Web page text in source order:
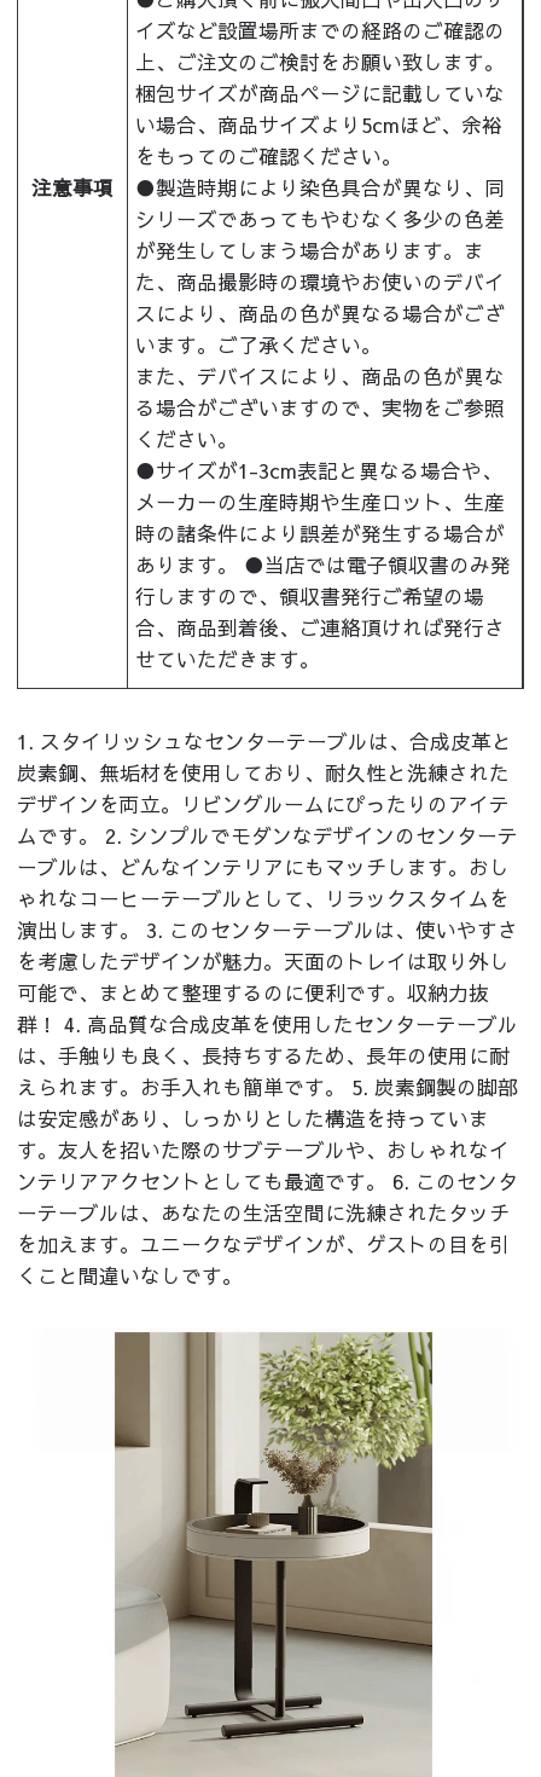
注意事項
イズなど設置場所までの経路のご確認の
上、ご注文のご検討をお願い致します。
梱包サイズが商品ページに記載していな
い場合、商品サイズより5cmほど、余裕
をもってのご確認ください。
●製造時期により染色具合が異なり、同
シリーズであってもやむなく多少の色差
が発生してしまう場合があります。ま
た、商品撮影時の環境やお使いのデバイ
スにより、商品の色が異なる場合がござ
います。ご了承ください。
また、デバイスにより、商品の色が異な
る場合がございますので、実物をご参照
ください。
●サイズが1-3cm表記と異なる場合や、
メーカーの生産時期や生産ロット、生産
時の諸条件により誤差が発生する場合が
あります。 ●当店では電子領収書のみ発
行しますので、領収書発行ご希望の場
合、商品到着後、ご連絡頂ければ発行さ
せていただきます。
1. スタイリッシュなセンターテーブルは、合成皮革と
炭素鋼、無垢材を使用しており、耐久性と洗練された
デザインを両立。リビングルームにぴったりのアイテ
ムです。 2. シンプルでモダンなデザインのセンターテ
ーブルは、どんなインテリアにもマッチします。おし
ゃれなコーヒーテーブルとして、リラックスタイムを
演出します。 3. このセンターテーブルは、使いやすさ
を考慮したデザインが魅力。天面のトレイは取り外し
可能で、まとめて整理するのに便利です。収納力抜
群！ 4. 高品質な合成皮革を使用したセンターテーブル
は、手触りも良く、長持ちするため、長年の使用に耐
えられます。お手入れも簡単です。 5. 炭素鋼製の脚部
は安定感があり、しっかりとした構造を持っていま
す。友人を招いた際のサブテーブルや、おしゃれなイ
ンテリアアクセントとしても最適です。 6. このセンタ
ーテーブルは、あなたの生活空間に洗練されたタッチ
を加えます。ユニークなデザインが、ゲストの目を引
くこと間違いなしです。